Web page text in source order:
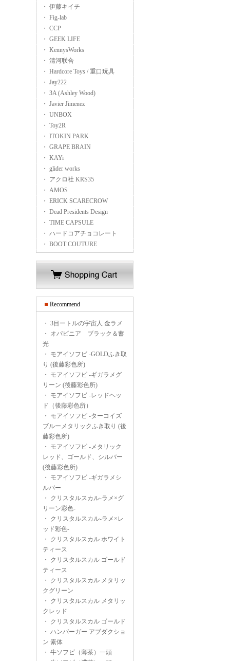
・ 伊藤キイチ
・ Fig-lab
・ CCP
・ GEEK LIFE
・ KennysWorks
・ 清河联合
・ Hardcore Toys / 重口玩具
・ Jay222
・ 3A (Ashley Wood)
・ Javier Jimenez
・ UNBOX
・ Toy2R
・ ITOKIN PARK
・ GRAPE BRAIN
・ KAYi
・ glider works
・ アクロ社 KRS35
・ AMOS
・ ERICK SCARECROW
・ Dead Presidents Design
・ TIME CAPSULE
・ ハードコアチョコレート
・ BOOT COUTURE
Recommend
・ 3目ートルの宇宙人 金ラメ
・ オパビニア ブラック＆蓄
光
・ モアイソフビ -GOLDふき取
り (後藤彩色所)
・ モアイソフビ -ギガラメグ
リーン (後藤彩色所)
・ モアイソフビ -レッドヘッ
ド（後藤彩色所）
・ モアイソフビ -ターコイズ
ブルーメタリックふき取り (後
藤彩色所)
・ モアイソフビ -メタリック
レッド、ゴールド、シルバー
(後藤彩色所)
・ モアイソフビ -ギガラメシ
ルバー
・ クリスタルスカル-ラメ×グ
リーン彩色-
・ クリスタルスカル-ラメ×レ
ッド彩色-
・ クリスタルスカル ホワイト
ティース
・ クリスタルスカル ゴールド
ティース
・ クリスタルスカル メタリッ
クグリーン
・ クリスタルスカル メタリッ
クレッド
・ クリスタルスカル ゴールド
・ ハンバーガー アブダクショ
ン 素体
・ 牛ソフビ（薄茶）一頭